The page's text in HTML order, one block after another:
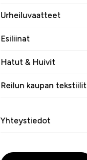
Urheiluvaatteet
Esiliinat
Hatut & Huivit
Reilun kaupan tekstiilit
Yhteystiedot